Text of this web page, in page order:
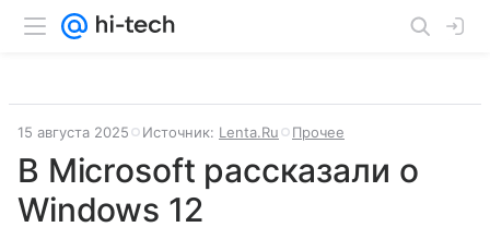
15 августа 2025 Источник: Lenta.Ru Прочее
В Microsoft рассказали о
Windows 12